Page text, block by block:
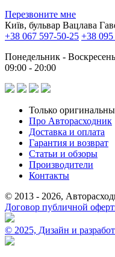
Перезвоните мне
Київ, бульвар Вацлава
+38 067 597-50-25 +38
Понедельник -
09:00 - 20:00
Только
Про Авторасходник
Доставка и оплата
Гарантия и возврат
Статьи и обзоры
Производители
Контакты
© 2013 - 2026,
Договор публичной
© 2025, Дизайн и